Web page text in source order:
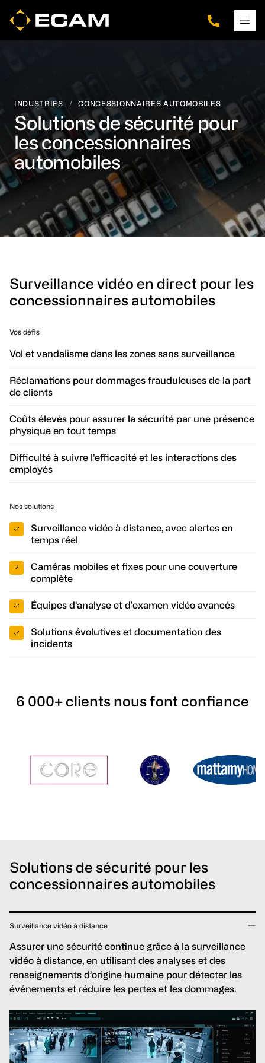
Skip
Skip
Skip
INDUSTRIES / CONCESSIONNAIRES AUTOMOBILES
Solutions de sécurité pour
les concessionnaires
automobiles
Surveillance vidéo en direct pour les
concessionnaires automobiles
Vos défis
Vol et vandalisme dans les zones sans surveillance
Réclamations pour dommages frauduleuses de la part
de clients
Coûts élevés pour assurer la sécurité par une présence
physique en tout temps
Difficulté à suivre l’efficacité et les interactions des
employés
Nos solutions
Surveillance vidéo à distance, avec alertes en
temps réel
Caméras mobiles et fixes pour une couverture
complète
Équipes d’analyse et d’examen vidéo avancés
Solutions évolutives et documentation des
incidents
6 000+ clients nous font confiance
Solutions de sécurité pour les
concessionnaires automobiles
Surveillance vidéo à distance
Assurer une sécurité continue grâce à la surveillance
vidéo à distance, en utilisant des analyses et des
renseignements d’origine humaine pour détecter les
événements et réduire les pertes et les dommages.